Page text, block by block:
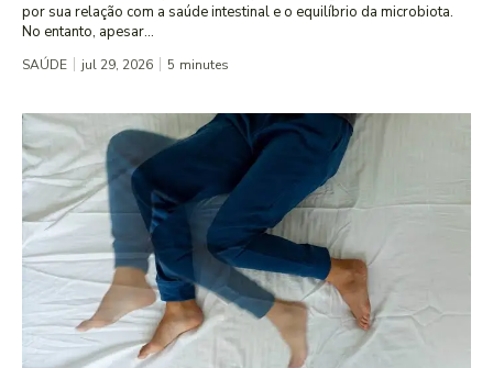
por sua relação com a saúde intestinal e o equilíbrio da microbiota.
No entanto, apesar...
SAÚDE jul 29, 2026 5 minutes